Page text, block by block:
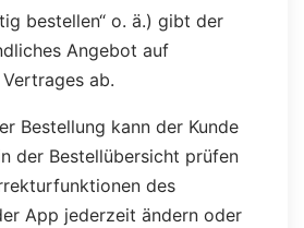
bestellen“ o. ä.) gibt der
Angebot auf
ab.
Bestellung kann der Kunde
der Bestellübersicht prüfen
des
App jederzeit ändern oder